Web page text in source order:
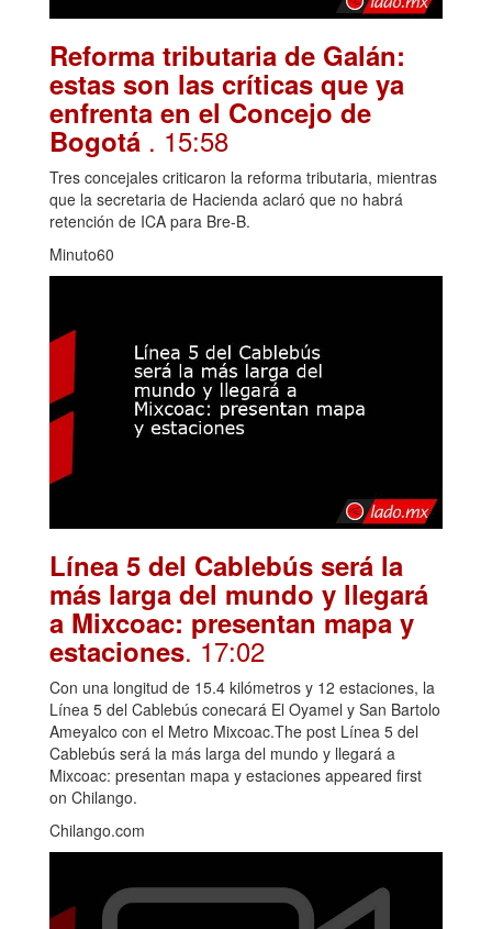
Reforma tributaria de Galán:
estas son las críticas que ya
enfrenta en el Concejo de
Bogotá . 15:58
Tres concejales criticaron la reforma tributaria, mientras
que la secretaria de Hacienda aclaró que no habrá
retención de ICA para Bre-B.
Minuto60
Línea 5 del Cablebús será la
más larga del mundo y llegará
a Mixcoac: presentan mapa y
estaciones. 17:02
Con una longitud de 15.4 kilómetros y 12 estaciones, la
Línea 5 del Cablebús conecará El Oyamel y San Bartolo
Ameyalco con el Metro Mixcoac.The post Línea 5 del
Cablebús será la más larga del mundo y llegará a
Mixcoac: presentan mapa y estaciones appeared first
on Chilango.
Chilango.com